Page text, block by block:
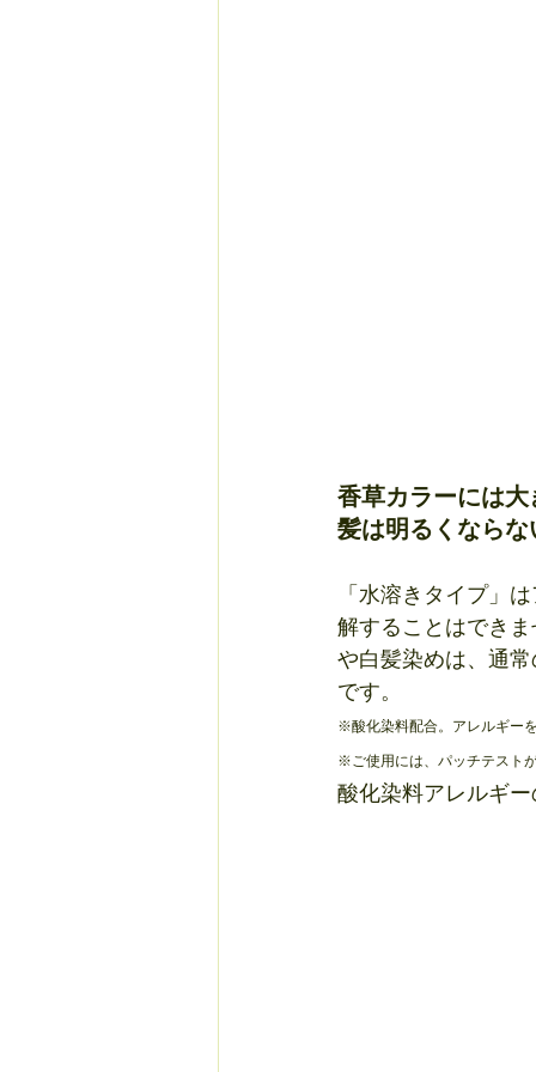
香草カラーには
髪は明るくなら
「水溶きタイプ」
解することはでき
や白髪染めは、通
です。
※酸化染料配合。アレルギー
※ご使用には、パッチテスト
酸化染料アレルギ